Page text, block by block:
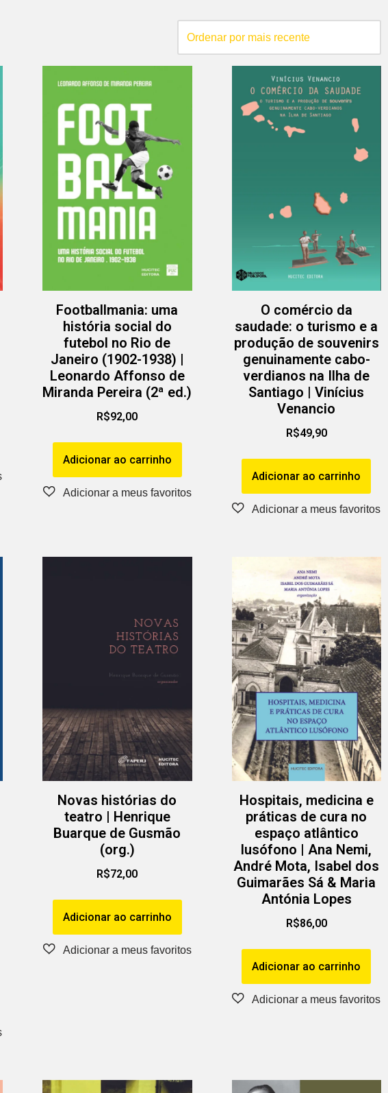
Footballmania: uma
história social do
futebol no Rio de
Janeiro (1902-1938) |
Leonardo Affonso de
Miranda Pereira (2ª ed.)
R$92,00
Adicionar ao carrinho
O comércio da
saudade: o turismo e a
produção de souvenirs
genuinamente cabo-
verdianos na Ilha de
Santiago | Vinícius
Venancio
R$49,90
Adicionar ao carrinho
Novas histórias do
teatro | Henrique
Buarque de Gusmão
(org.)
R$72,00
Adicionar ao carrinho
Hospitais, medicina e
práticas de cura no
espaço atlântico
lusófono | Ana Nemi,
André Mota, Isabel dos
Guimarães Sá & Maria
Antónia Lopes
R$86,00
Adicionar ao carrinho